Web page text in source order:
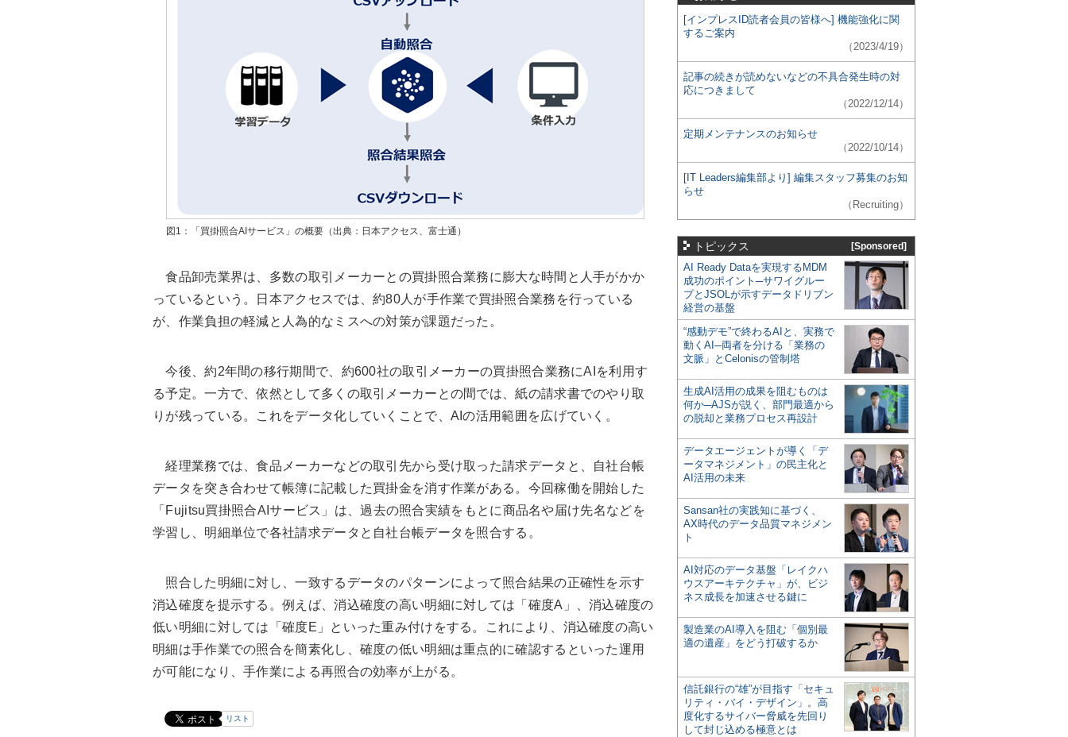
図1：「買掛照合AIサービス」の概要（出典：日本アクセス、富士通）
食品卸売業界は、多数の取引メーカーとの買掛照合業務に膨大な時間と人手がかか
っているという。日本アクセスでは、約80人が手作業で買掛照合業務を行っている
が、作業負担の軽減と人為的なミスへの対策が課題だった。
今後、約2年間の移行期間で、約600社の取引メーカーの買掛照合業務にAIを利用す
る予定。一方で、依然として多くの取引メーカーとの間では、紙の請求書でのやり取
りが残っている。これをデータ化していくことで、AIの活用範囲を広げていく。
経理業務では、食品メーカーなどの取引先から受け取った請求データと、自社台帳
データを突き合わせて帳簿に記載した買掛金を消す作業がある。今回稼働を開始した
「Fujitsu買掛照合AIサービス」は、過去の照合実績をもとに商品名や届け先名などを
学習し、明細単位で各社請求データと自社台帳データを照合する。
照合した明細に対し、一致するデータのパターンによって照合結果の正確性を示す
消込確度を提示する。例えば、消込確度の高い明細に対しては「確度A」、消込確度の
低い明細に対しては「確度E」といった重み付けをする。これにより、消込確度の高い
明細は手作業での照合を簡素化し、確度の低い明細は重点的に確認するといった運用
が可能になり、手作業による再照合の効率が上がる。
リスト
[インプレスID読者会員の皆様へ] 機能強化に関
するご案内
（2023/4/19）
記事の続きが読めないなどの不具合発生時の対
応につきまして
（2022/12/14）
定期メンテナンスのお知らせ
（2022/10/14）
[IT Leaders編集部より] 編集スタッフ募集のお知
らせ
（Recruiting）
トピックス [Sponsored]
AI Ready Dataを実現するMDM
成功のポイント─サワイグルー
プとJSOLが示すデータドリブン
経営の基盤
“感動デモ”で終わるAIと、実務で
動くAI─両者を分ける「業務の
文脈」とCelonisの管制塔
生成AI活用の成果を阻むものは
何か─AJSが説く、部門最適から
の脱却と業務プロセス再設計
データエージェントが導く「デ
ータマネジメント」の民主化と
AI活用の未来
Sansan社の実践知に基づく、
AX時代のデータ品質マネジメン
ト
AI対応のデータ基盤「レイクハ
ウスアーキテクチャ」が、ビジ
ネス成長を加速させる鍵に
製造業のAI導入を阻む「個別最
適の遺産」をどう打破するか
信託銀行の“雄”が目指す「セキュ
リティ・バイ・デザイン」。高
度化するサイバー脅威を先回り
して封じ込める極意とは